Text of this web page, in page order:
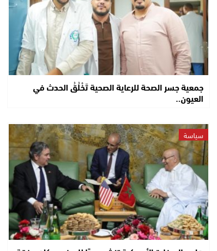
جمعية جسر الصحة للرعاية الصحية تَخْلُقُ الحدث في
العيون..
سياسة